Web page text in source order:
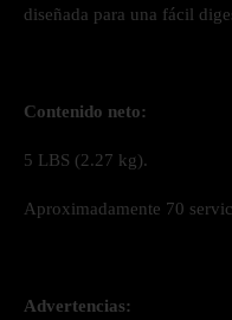
diseñada para una fácil
Contenido neto:
5 LBS (2.27 kg).
Aproximadamente 70
Advertencias: